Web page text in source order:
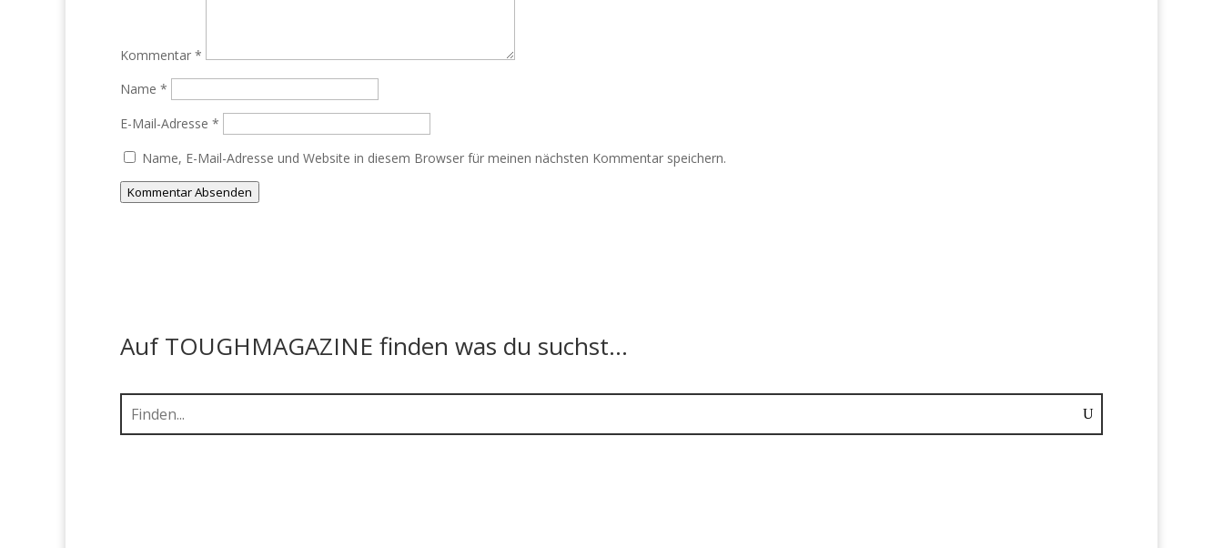
Kommentar *
Name *
E-Mail-Adresse *
Name, E-Mail-Adresse und Website in diesem Browser für meinen nächsten Kommentar speichern.
Kommentar Absenden
Auf TOUGHMAGAZINE finden was du suchst...